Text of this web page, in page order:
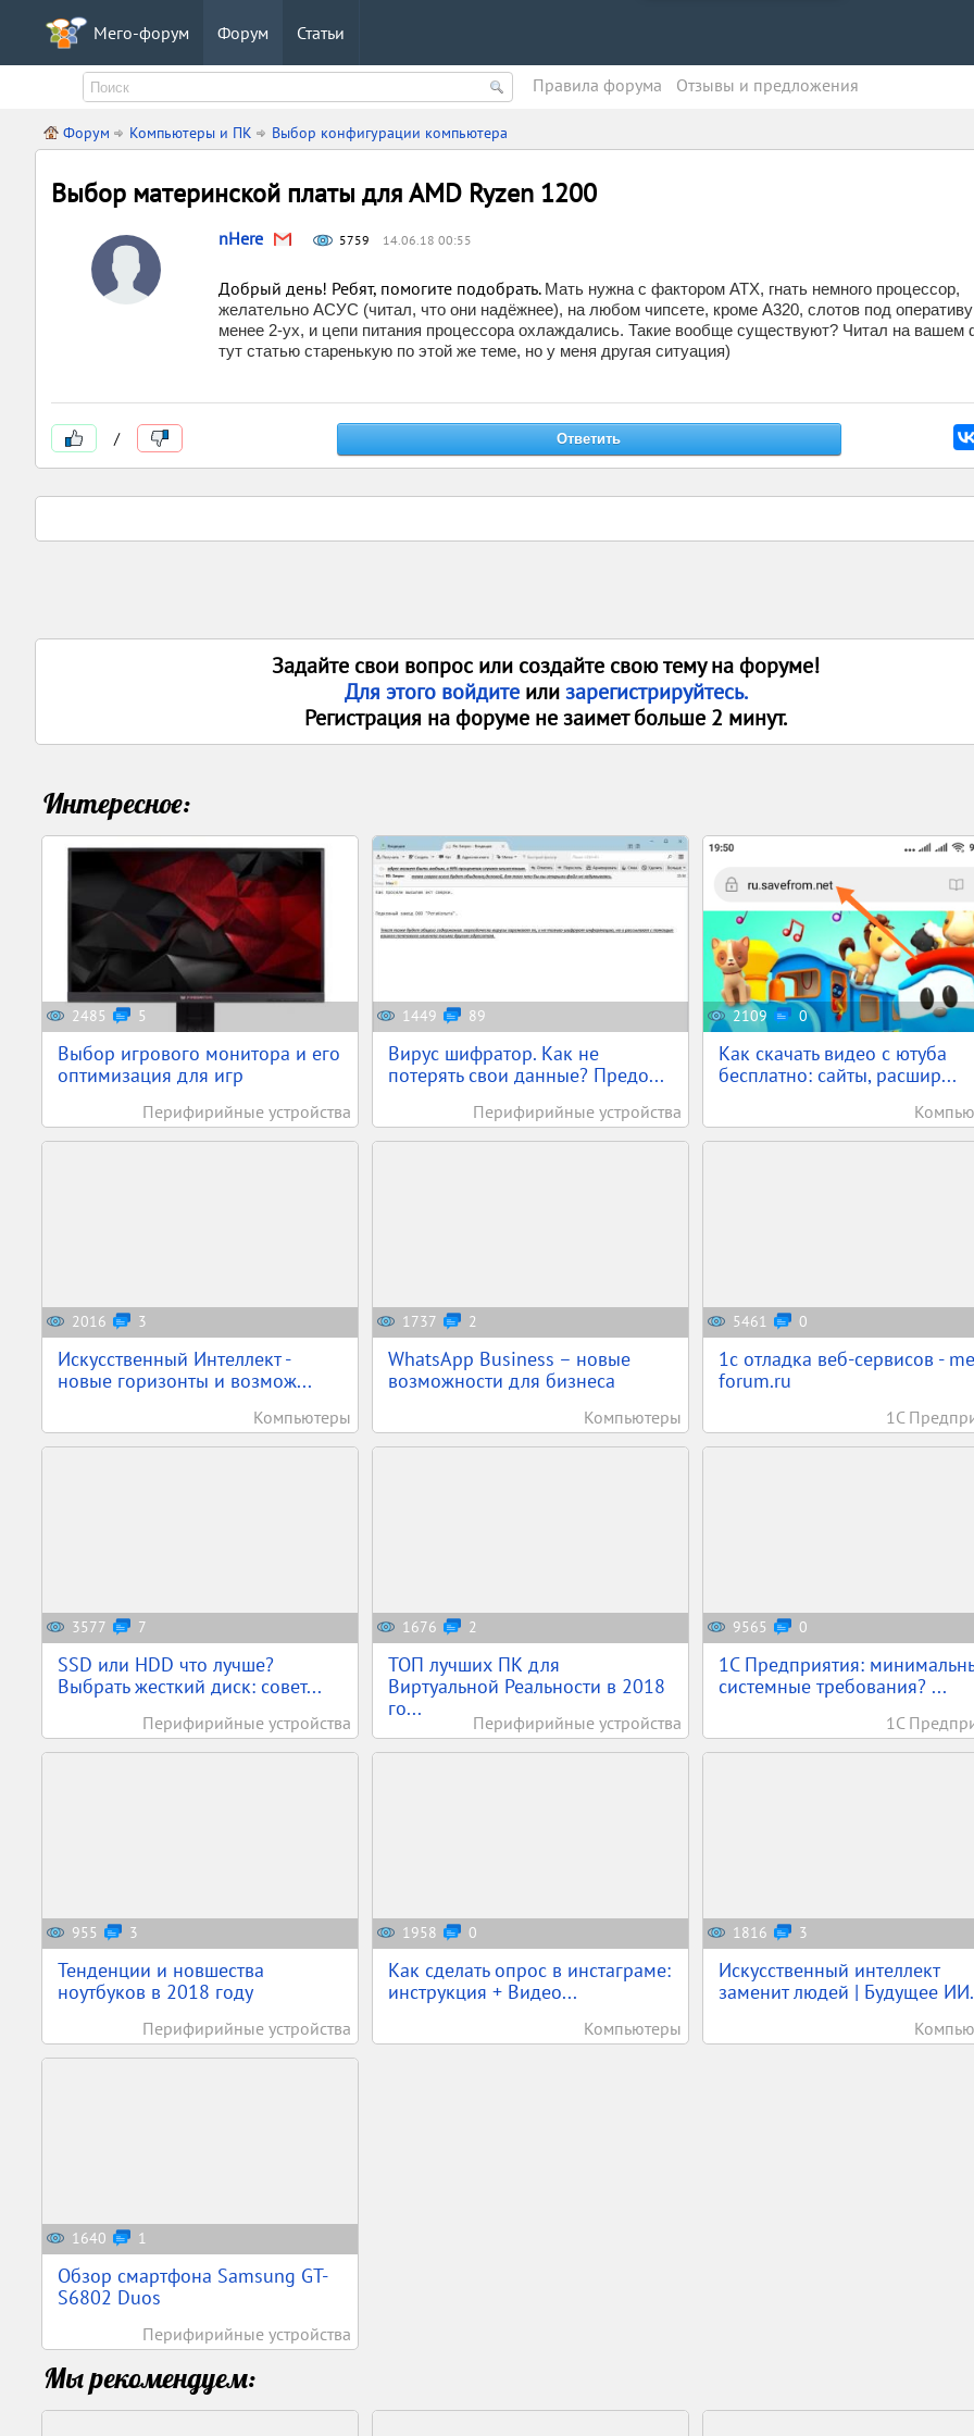
Мего-форум Форум Статьи
Правила форума Oтзывы и предложения
Форум Компьютеры и ПК Выбор конфигурации компьютера
Выбор материнской платы для AMD Ryzen 1200
nHere 5759 14.06.18 00:55
Добрый день! Ребят, помогите подобрать. Мать нужна с фактором ATX, гнать немного процессор,
желательно АСУС (читал, что они надёжнее), на любом чипсете, кроме A320, слотов под
менее 2-ух, и цепи питания процессора охлаждались. Такие вообще существуют? Читал на вашем
тут статью старенькую по этой же теме, но у меня другая ситуация)
/
Задайте свои вопрос или создайте свою тему на форуме!
Для этого войдите илизарегистрируйтесь.
Регистрация на форуме не заимет больше 2 минут.
Интересное:
2485 5
Выбор игрового монитора и его
оптимизация для игр
Перифирийные устройства
1449 89
Вирус шифратор. Как не
потерять свои данные? Предо...
Перифирийные устройства
2109 0
Как скачать видео с ютуба
бесплатно: сайты, расшир...
2016 3
Искусственный Интеллект -
новые горизонты и возмож...
Компьютеры
1737 2
WhatsApp Business – новые
возможности для бизнеса
Компьютеры
5461 0
1c отладка веб-сервисов -
forum.ru
1С
3577 7
SSD или HDD что лучше?
Выбрать жесткий диск: совет...
Перифирийные устройства
1676 2
ТОП лучших ПК для
Виртуальной Реальности в 2018
го...
Перифирийные устройства
9565 0
1С Предприятия:
системные требования? ...
1С
955 3
Тенденции и новшества
ноутбуков в 2018 году
Перифирийные устройства
1958 0
Как сделать опрос в инстаграме:
инструкция + Видео...
Компьютеры
1816 3
Искусственный интеллект
заменит людей | Будущее
1640 1
Обзор смартфона Samsung GT-
S6802 Duos
Перифирийные устройства
Мы рекомендуем: